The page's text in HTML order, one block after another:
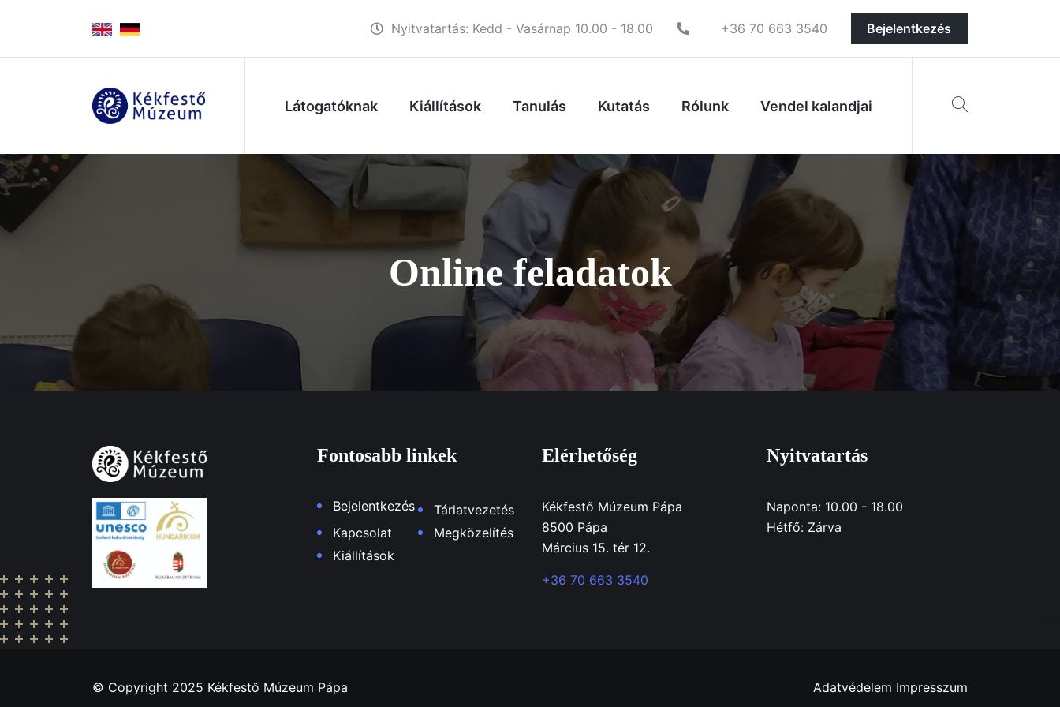
Nyitvatartás: Kedd - Vasárnap 10.00 - 18.00 +36 70 663 3540 Bejelentkezés
Látogatóknak Kiállítások Tanulás Kutatás Rólunk Vendel kalandjai
Online feladatok
Fontosabb linkek
Bejelentkezés
Tárlatvezetés
Kapcsolat
Megközelítés
Kiállítások
Elérhetőség
Kékfestő Múzeum Pápa
8500 Pápa
Március 15. tér 12.
+36 70 663 3540
Nyitvatartás
Naponta: 10.00 - 18.00
Hétfő: Zárva
© Copyright 2025 Kékfestő Múzeum Pápa Adatvédelem Impresszum